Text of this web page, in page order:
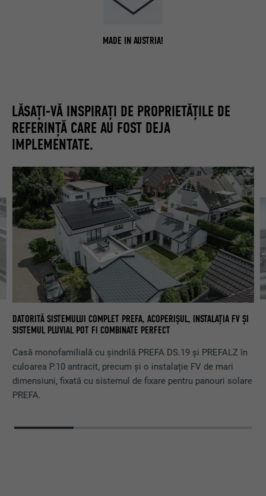
MADE IN AUSTRIA!
LĂSAȚI-VĂ INSPIRAȚI DE PROPRIETĂȚILE DE
REFERINȚĂ CARE AU FOST DEJA
IMPLEMENTATE.
DATORITĂ SISTEMULUI COMPLET PREFA, ACOPERIȘUL, INSTALAȚIA FV ȘI
SISTEMUL PLUVIAL POT FI COMBINATE PERFECT
Casă monofamilială cu șindrilă PREFA DS.19 și PREFALZ în
culoarea P.10 antracit, precum și o instalație FV de mari
dimensiuni, fixată cu sistemul de fixare pentru panouri solare
PREFA.